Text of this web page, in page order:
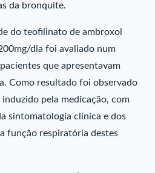
da bronquite.
do teofilinato de ambroxol
dia foi avaliado num
que apresentavam
Como resultado foi observado
pela medicação, com
sintomatologia clínica e dos
função respiratória destes